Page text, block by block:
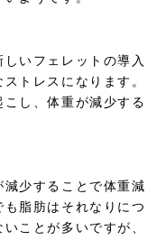
いフェレットの導入
トレスになります。
し、体重が減少する
少することで体重減
脂肪はそれなりにつ
ことが多いですが、